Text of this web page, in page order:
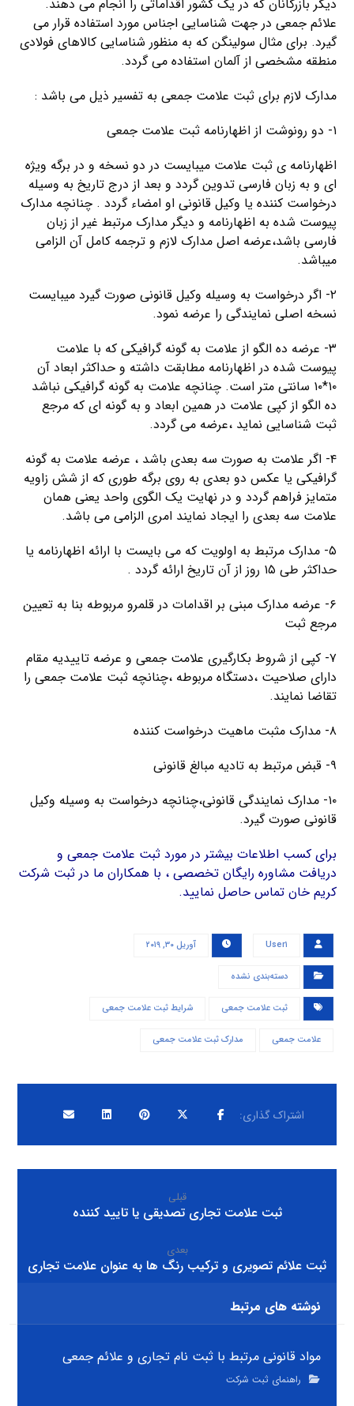
دیگر بازرگانان که در یک کشور اقداماتی را انجام می دهند.
علائم جمعی در جهت شناسایی اجناس مورد استفاده قرار می
گیرد. برای مثال سولینگن که به منظور شناسایی کالاهای فولادی
منطقه مشخصی از آلمان استفاده می گردد.
مدارک لازم برای ثبت علامت جمعی به تفسیر ذیل می باشد :
۱- دو رونوشت از اظهارنامه ثبت علامت جمعی
اظهارنامه ی ثبت علامت میبایست در دو نسخه و در برگه ویژه
ای و به زبان فارسی تدوین گردد و بعد از درج تاریخ به وسیله
درخواست کننده یا وکیل قانونی او امضاء گردد . چنانچه مدارک
پیوست شده به اظهارنامه و دیگر مدارک مرتبط غیر از زبان
فارسی باشد،عرضه اصل مدارک لازم و ترجمه کامل آن الزامی
میباشد.
۲- اگر درخواست به وسیله وکیل قانونی صورت گیرد میبایست
نسخه اصلی نمایندگی را عرضه نمود.
۳- عرضه ده الگو از علامت به گونه گرافیکی که با علامت
پیوست شده در اظهارنامه مطابقت داشته و حداکثر ابعاد آن
۱۰*۱۰ سانتی متر است. چنانچه علامت به گونه گرافیکی نباشد
ده الگو از کپی علامت در همین ابعاد و به گونه ای که مرجع
ثبت شناسایی نماید ،عرضه می گردد.
۴- اگر علامت به صورت سه بعدی باشد ، عرضه علامت به گونه
گرافیکی یا عکس دو بعدی به روی برگه طوری که از شش زاویه
متمایز فراهم گردد و در نهایت یک الگوی واحد یعنی همان
علامت سه بعدی را ایجاد نمایند امری الزامی می باشد.
۵- مدارک مرتبط به اولویت که می بایست با ارائه اظهارنامه یا
حداکثر طی ۱۵ روز از آن تاریخ ارائه گردد .
۶- عرضه مدارک مبنی بر اقدامات در قلمرو مربوطه بنا به تعیین
مرجع ثبت
۷- کپی از شروط بکارگیری علامت جمعی و عرضه تاییدیه مقام
دارای صلاحیت ،دستگاه مربوطه ،چنانچه ثبت علامت جمعی را
تقاضا نمایند.
۸- مدارک مثبت ماهیت درخواست کننده
۹- قبض مرتبط به تادیه مبالغ قانونی
۱۰- مدارک نمایندگی قانونی،چنانچه درخواست به وسیله وکیل
قانونی صورت گیرد.
برای کسب اطلاعات بیشتر در مورد ثبت علامت جمعی و
دریافت مشاوره رایگان تخصصی ، با همکاران ما در ثبت شرکت
کریم خان تماس حاصل نمایید.
User۱ آوریل ۳۰, ۲۰۱۹
دسته‌بندی نشده
ثبت علامت جمعی شرایط ثبت علامت جمعی
علامت جمعی مدارک ثبت علامت جمعی
قبلی
ثبت علامت تجاری تصدیقی یا تایید کننده
بعدی
ثبت علائم تصویری و ترکیب رنگ ها به عنوان علامت تجاری
نوشته های مرتبط
مواد قانونی مرتبط با ثبت نام تجاری و علائم جمعی
راهنمای ثبت شرکت